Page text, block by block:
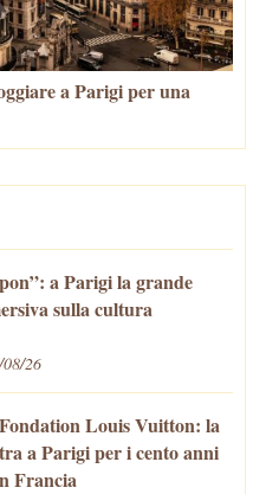
a Parigi per una
a Parigi la grande
sulla cultura
26
Louis Vuitton: la
a Parigi per i cento anni
Francia